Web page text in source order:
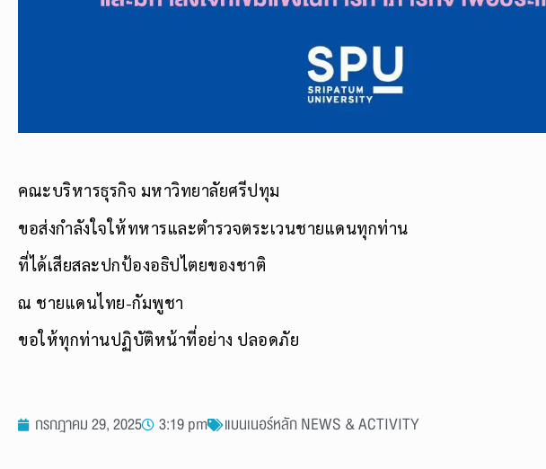
คณะบริหารธุรกิจ มหาวิทยาลัยศรีปทุม
ขอส่งกำลังใจให้ทหารและตำรวจตระเวนชายแดนทุกท่าน
ที่ได้เสียสละปกป้องอธิปไตยของชาติ
ณ ชายแดนไทย-กัมพูชา
ขอให้ทุกท่านปฏิบัติหน้าที่อย่าง ปลอดภัย
กรกฎาคม 29, 2025 3:19 pm แบนเนอร์หลัก NEWS & ACTIVITY